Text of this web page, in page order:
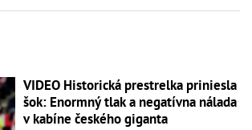
VIDEO Historická prestrelka priniesla
šok: Enormný tlak a negatívna nálada
v kabíne českého giganta